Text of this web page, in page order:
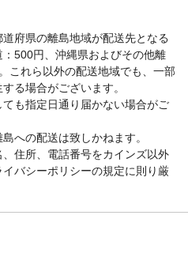
府県の離島地域が配送先となる
500円、沖縄県およびその他離
これら以外の配送地域でも、一部
る場合がございます。
も指定日通り届かない場合がご
への配送は致しかねます。
住所、電話番号をカインズ以外
バシーポリシーの規定に則り厳